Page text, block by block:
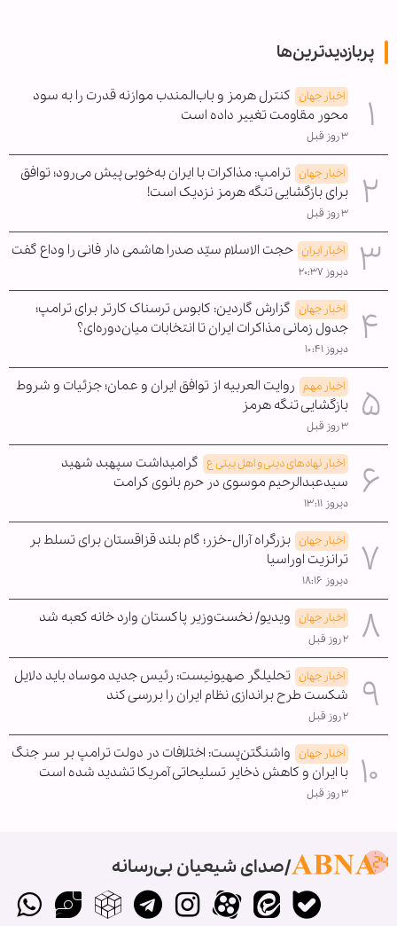
پربازدیدترین‌ها
اخبار جهان کنترل هرمز و باب‌المندب موازنه قدرت را به سود
محور مقاومت تغییر داده است
۳ روز قبل
اخبار جهان ترامپ: مذاکرات با ایران به‌خوبی پیش می‌رود؛ توافق
برای بازگشایی تنگه هرمز نزدیک است!
۳ روز قبل
اخبار ایران حجت الاسلام سیّد صدرا هاشمی دار فانی را وداع گفت
دیروز ۲۰:۳۷
اخبار جهان گزارش گاردین: کابوس ترسناک کارتر برای ترامپ؛
جدول زمانی مذاکرات ایران تا انتخابات میان‌دوره‌ای؟
دیروز ۱۰:۴۱
اخبار مهم روایت العربیه از توافق ایران و عمان؛ جزئیات و شروط
بازگشایی تنگه هرمز
۳ روز قبل
اخبار نهادهای دینی و اهل بیتی ع گرامیداشت سپهبد شهید
سیدعبدالرحیم موسوی در حرم بانوی کرامت
دیروز ۱۳:۱۱
اخبار جهان بزرگراه آرال-خزر؛ گام بلند قزاقستان برای تسلط بر
ترانزیت اوراسیا
دیروز ۱۸:۱۶
اخبار جهان ویدیو/ نخست‌وزیر پاکستان وارد خانه کعبه شد
۲ روز قبل
اخبار جهان تحلیلگر صهیونیست: رئیس جدید موساد باید دلایل
شکست طرح براندازی نظام ایران را بررسی کند
۲ روز قبل
اخبار جهان واشنگتن‌پست: اختلافات در دولت ترامپ بر سر جنگ
با ایران و کاهش ذخایر تسلیحاتی آمریکا تشدید شده است
۳ روز قبل
صدای شیعیان بی‌رسانه